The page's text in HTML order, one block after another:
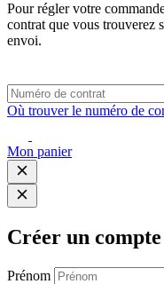
Pour régler votre
contrat que vous trouverez
envoi.
Où trouver le numéro de
Mon panier
Créer un compte
Prénom